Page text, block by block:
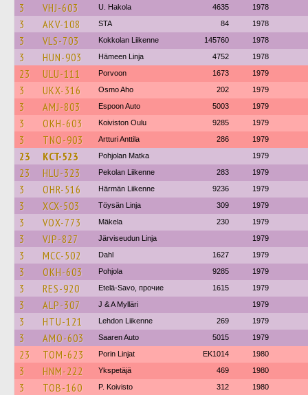
3 VHJ-603 U. Hakola 4635 1978
3 AKV-108 STA 84 1978
3 VLS-703 Kokkolan Liikenne 145760 1978
3 HUN-903 Hämeen Linja 4752 1978
23 ULU-111 Porvoon 1673 1979
3 UKX-316 Osmo Aho 202 1979
3 AMJ-803 Espoon Auto 5003 1979
3 OKH-603 Koiviston Oulu 9285 1979
3 TNO-903 Artturi Anttila 286 1979
23 KCT-523 Pohjolan Matka 1979
23 HLU-323 Pekolan Liikenne 283 1979
3 OHR-516 Härmän Liikenne 9236 1979
3 XCX-503 Töysän Linja 309 1979
3 VOX-773 Mäkela 230 1979
3 VJP-827 Järviseudun Linja 1979
3 MCC-502 Dahl 1627 1979
3 OKH-603 Pohjola 9285 1979
3 RES-920 Etelä-Savo, прочие 1615 1979
3 ALP-307 J & A Mylläri 1979
3 HTU-121 Lehdon Liikenne 269 1979
3 AMO-603 Saaren Auto 5015 1979
23 TOM-623 Porin Linjat EK1014 1980
3 HNM-222 Ykspetäjä 469 1980
3 TOB-160 P. Koivisto 312 1980